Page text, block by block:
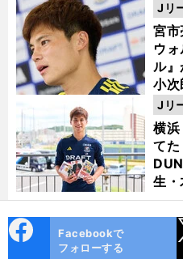
宮
ウ
ル』
小次
Jリ
横浜
て
生・
った
Jリ
ok
Facebookで
フォローする